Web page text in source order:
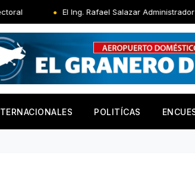
El Ing. Rafael Salazar Administrador de
POLITÍCAS